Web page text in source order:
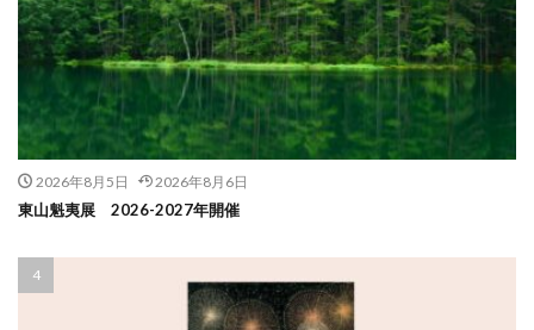
2026年8月5日 2026年8月6日
東山魁夷展 2026-2027年開催